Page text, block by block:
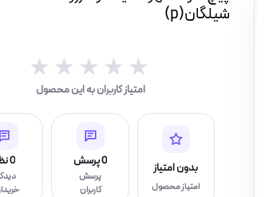
شیلگان(p)
★★★★★
امتیاز کاربران به این محصول
بدون امتیاز
امتیاز محصول
0 پرسش
پرسش
کاربران
0 نظر